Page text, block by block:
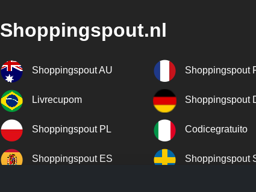
Shoppingspout.nl
Shoppingspout AU Shoppingspout
Livrecupom Shoppingspout
Shoppingspout PL Codicegratuito
Shoppingspout ES Shoppingspout